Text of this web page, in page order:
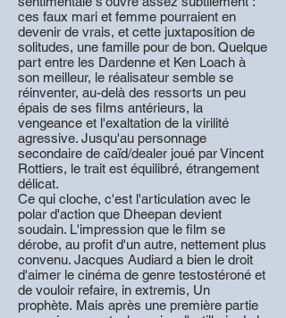
ces faux mari et femme pourraient en
devenir de vrais, et cette juxtaposition de
solitudes, une famille pour de bon. Quelque
part entre les Dardenne et Ken Loach à
son meilleur, le réalisateur semble se
réinventer, au-delà des ressorts un peu
épais de ses films antérieurs, la
vengeance et l'exaltation de la virilité
agressive. Jusqu'au personnage
secondaire de caïd/dealer joué par Vincent
Rottiers, le trait est équilibré, étrangement
délicat.
Ce qui cloche, c'est l'articulation avec le
polar d'action que Dheepan devient
soudain. L'impression que le film se
dérobe, au profit d'un autre, nettement plus
convenu. Jacques Audiard a bien le droit
d'aimer le cinéma de genre testostéroné et
de vouloir refaire, in extremis, Un
prophète. Mais après une première partie